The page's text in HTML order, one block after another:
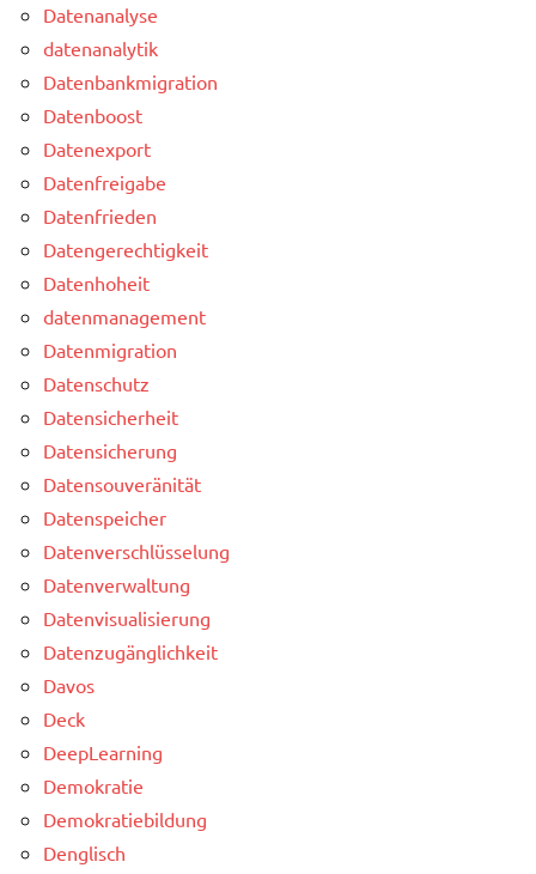
Datenanalyse
datenanalytik
Datenbankmigration
Datenboost
Datenexport
Datenfreigabe
Datenfrieden
Datengerechtigkeit
Datenhoheit
datenmanagement
Datenmigration
Datenschutz
Datensicherheit
Datensicherung
Datensouveränität
Datenspeicher
Datenverschlüsselung
Datenverwaltung
Datenvisualisierung
Datenzugänglichkeit
Davos
Deck
DeepLearning
Demokratie
Demokratiebildung
Denglisch